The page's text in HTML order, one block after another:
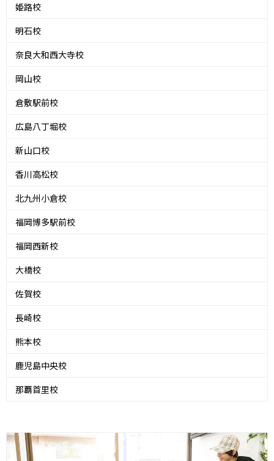
姫路校
明石校
奈良大和西大寺校
岡山校
倉敷駅前校
広島八丁堀校
新山口校
香川高松校
北九州小倉校
福岡博多駅前校
福岡西新校
大橋校
佐賀校
長崎校
熊本校
鹿児島中央校
那覇首里校